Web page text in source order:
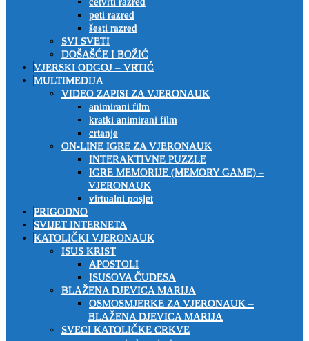
peti razred
šesti razred
SVI SVETI
DOŠAŠĆE I BOŽIĆ
VJERSKI ODGOJ – VRTIĆ
MULTIMEDIJA
VIDEO ZAPISI ZA VJERONAUK
animirani film
kratki animirani film
crtanje
ON-LINE IGRE ZA VJERONAUK
INTERAKTIVNE PUZZLE
IGRE MEMORIJE (MEMORY GAME) –
VJERONAUK
virtualni posjet
PRIGODNO
SVIJET INTERNETA
KATOLIČKI VJERONAUK
ISUS KRIST
APOSTOLI
ISUSOVA ČUDESA
BLAŽENA DJEVICA MARIJA
OSMOSMJERKE ZA VJERONAUK –
BLAŽENA DJEVICA MARIJA
SVECI KATOLIČKE CRKVE